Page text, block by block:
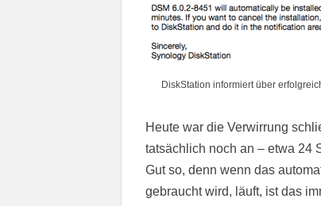
DiskStation informiert über
Heute war die Verwirrung
tatsächlich noch an – etwa 24
Gut so, denn wenn das
gebraucht wird, läuft, ist das